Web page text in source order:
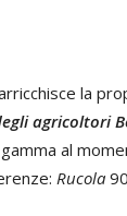
la
agricoltori
al
Rucola